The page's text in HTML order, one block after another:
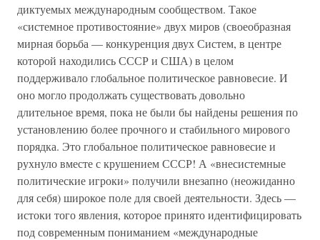
диктуемых международным сообществом. Такое
«системное противостояние» двух миров (своеобразная
мирная борьба — конкуренция двух Систем, в центре
которой находились СССР и США) в целом
поддерживало глобальное политическое равновесие. И
оно могло продолжать существовать довольно
длительное время, пока не были бы найдены решения по
установлению более прочного и стабильного мирового
порядка. Это глобальное политическое равновесие и
рухнуло вместе с крушением СССР! А «внесистемные
политические игроки» получили внезапно (неожиданно
для себя) широкое поле для своей деятельности. Здесь —
истоки того явления, которое принято идентифицировать
под современным пониманием «международные